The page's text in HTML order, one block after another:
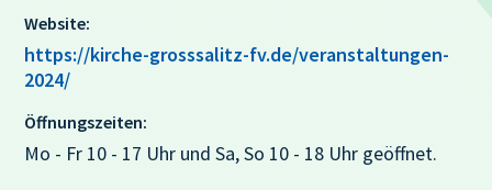
Website:
https://kirche-grosssalitz-fv.de/veranstaltungen-
2024/
Öffnungszeiten:
Mo - Fr 10 - 17 Uhr und Sa, So 10 - 18 Uhr geöffnet.